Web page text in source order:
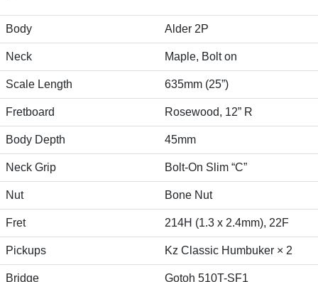
Body Alder 2P
Neck Maple, Bolt on
Scale Length 635mm (25”)
Fretboard Rosewood, 12” R
Body Depth 45mm
Neck Grip Bolt-On Slim “C”
Nut Bone Nut
Fret 214H (1.3 x 2.4mm), 22F
Pickups Kz Classic Humbuker × 2
Bridge Gotoh 510T-SF1